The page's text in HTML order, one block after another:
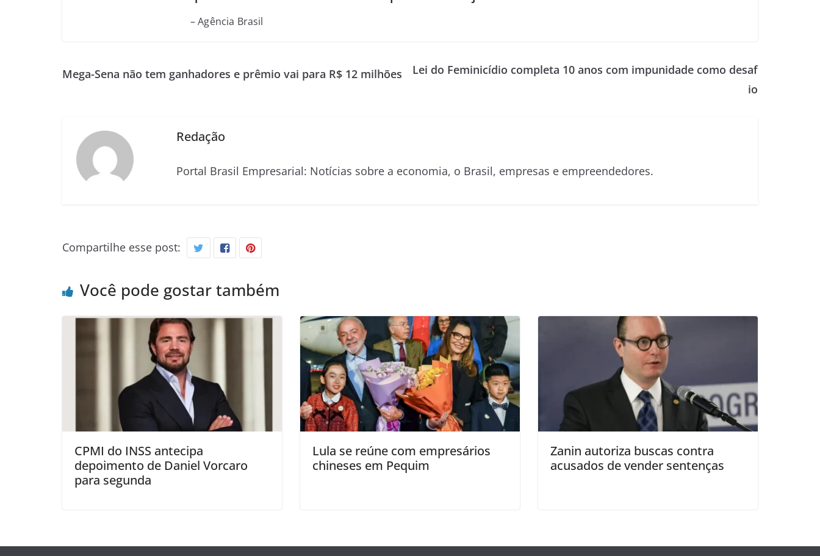
– Agência Brasil
Mega-Sena não tem ganhadores e prêmio vai para R$ 12 milhões
Lei do Feminicídio completa 10 anos com impunidade como desaf
io
Redação
Portal Brasil Empresarial: Notícias sobre a economia, o Brasil, empresas e empreendedores.
Compartilhe esse post:
Você pode gostar também
CPMI do INSS antecipa
depoimento de Daniel Vorcaro
para segunda
Lula se reúne com empresários
chineses em Pequim
Zanin autoriza buscas contra
acusados de vender sentenças